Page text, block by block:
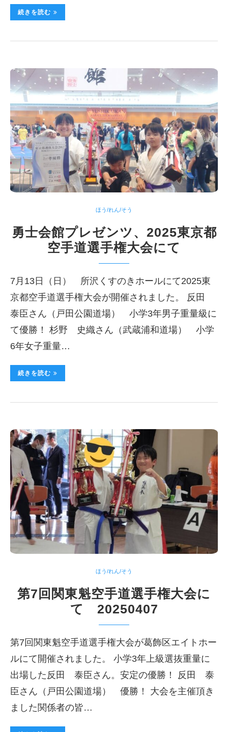
続きを読む
ほう/れん/そう
勇士会館プレゼンツ、2025東京都
空手道選手権大会にて
7月13日（日） 所沢くすのきホールにて2025東
京都空手道選手権大会が開催されました。 反田
泰臣さん（戸田公園道場） 小学3年男子重量級に
て優勝！ 杉野 史織さん（武蔵浦和道場） 小学
6年女子重量…
続きを読む
ほう/れん/そう
第7回関東魁空手道選手権大会に
て 20250407
第7回関東魁空手道選手権大会が葛飾区エイトホー
ルにて開催されました。 小学3年上級選抜重量に
出場した反田 泰臣さん。安定の優勝！ 反田 泰
臣さん（戸田公園道場） 優勝！ 大会を主催頂き
ました関係者の皆…